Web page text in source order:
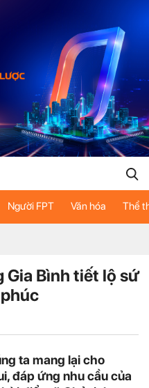
Người FPT Văn hóa Thể
Gia Bình tiết lộ sứ
ta mang lại cho
đáp ứng nhu cầu của